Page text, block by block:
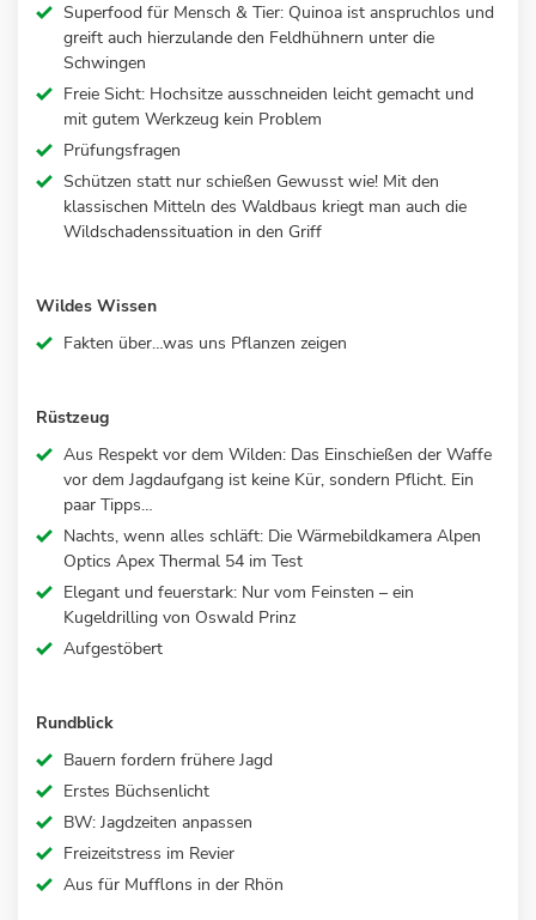
Superfood für Mensch & Tier: Quinoa ist anspruchlos und
greift auch hierzulande den Feldhühnern unter die
Schwingen
Freie Sicht: Hochsitze ausschneiden leicht gemacht und
mit gutem Werkzeug kein Problem
Prüfungsfragen
Schützen statt nur schießen Gewusst wie! Mit den
klassischen Mitteln des Waldbaus kriegt man auch die
Wildschadenssituation in den Griff
Wildes Wissen
Fakten über…was uns Pflanzen zeigen
Rüstzeug
Aus Respekt vor dem Wilden: Das Einschießen der Waffe
vor dem Jagdaufgang ist keine Kür, sondern Pflicht. Ein
paar Tipps…
Nachts, wenn alles schläft: Die Wärmebildkamera Alpen
Optics Apex Thermal 54 im Test
Elegant und feuerstark: Nur vom Feinsten – ein
Kugeldrilling von Oswald Prinz
Aufgestöbert
Rundblick
Bauern fordern frühere Jagd
Erstes Büchsenlicht
BW: Jagdzeiten anpassen
Freizeitstress im Revier
Aus für Mufflons in der Rhön